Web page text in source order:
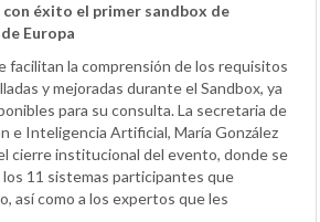
con éxito el primer sandbox de
Europa
facilitan la comprensión de los requisitos
y mejoradas durante el Sandbox, ya
para su consulta. La secretaria de
e Inteligencia Artificial, María González
cierre institucional del evento, donde se
11 sistemas participantes que
así como a los expertos que les